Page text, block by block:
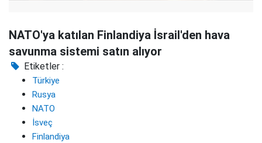
NATO'ya katılan Finlandiya İsrail'den hava
savunma sistemi satın alıyor
Etiketler :
Türkiye
Rusya
NATO
İsveç
Finlandiya